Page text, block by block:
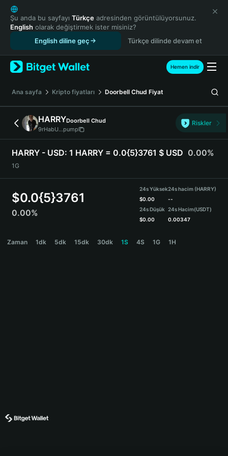
English
日本語
Tiếng Việt
Español (Latinoamérica)
Türkçe
Français
Deutsch
简体中文
繁體中文
Português (Portugal)
Bahasa Indonesia
ภาษาไทย
हिन्दी
Español
Português (Brasil)
Şu anda bu sayfayı Türkçe adresinden görüntülüyorsunuz.
English olarak değiştirmek ister misiniz?
English diline geç
Türkçe dilinde devam et
Hemen indir
Ana sayfa Kripto fiyatları Doorbell Chud Fiyat
HARRYDoorbell Chud
9rHabU...pump
Riskler
HARRY - USD: 1 HARRY = 0.0{5}3761 $ USD 0.00%
1G
$0.0{5}3761
0.00%
24s Yüksek
$0.00
24s Düşük
$0.00
24s hacim (HARRY)
--
24s Hacim(USDT)
0.00347
Zaman 1dk 5dk 15dk 30dk 1S 4S 1G 1H